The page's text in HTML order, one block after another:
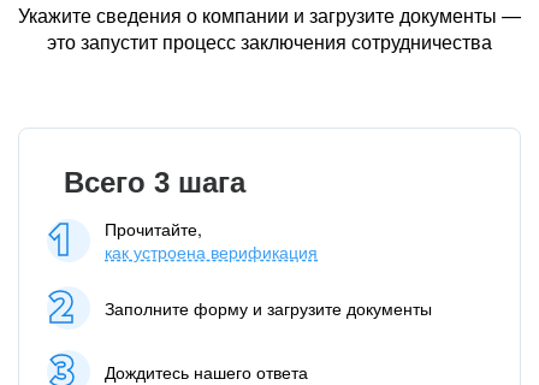
Укажите сведения о компании и загрузите документы —
это запустит процесс заключения сотрудничества
Всего 3 шага
Прочитайте,
как устроена верификация
Заполните форму и загрузите документы
Дождитесь нашего ответа